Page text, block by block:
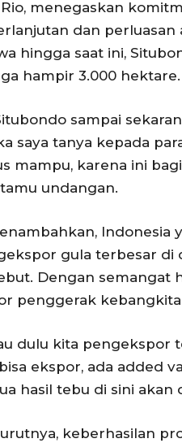
Rio, menegaskan
dan
hingga saat ini,
hampir 3.000 hektare.
sampai
saya tanya kepada
mampu, karena ini
undangan.
Indonesia
gula terbesar di
Dengan semangat
penggerak
dulu kita pengekspor
ekspor, ada added
hasil tebu di sini akan
keberhasilan